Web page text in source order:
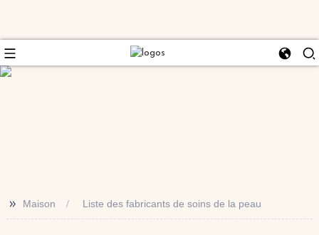
>> Maison Liste des fabricants de soins de la peau